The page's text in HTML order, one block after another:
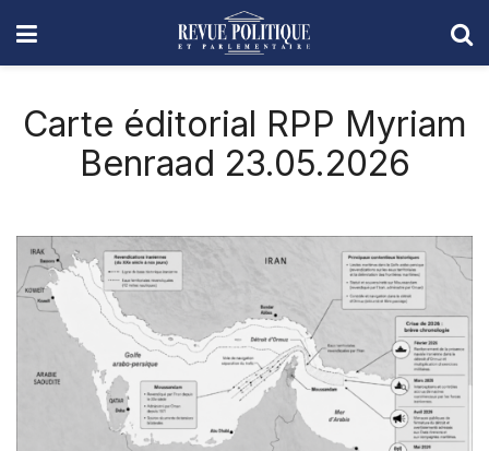
Carte éditorial RPP Myriam
Benraad 23.05.2026